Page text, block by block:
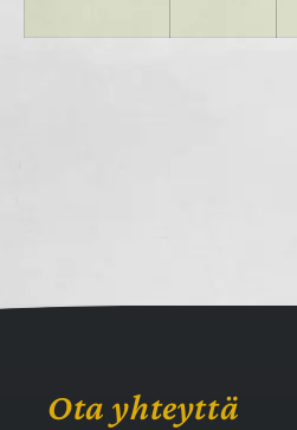
Ota yhteyttä